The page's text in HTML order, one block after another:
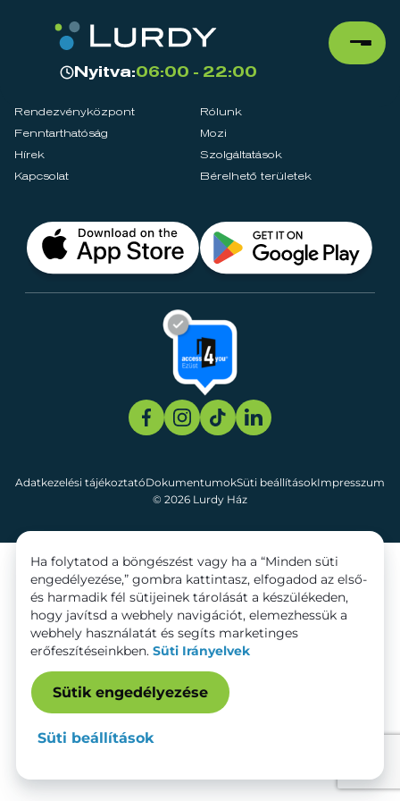
Nyitva:06:00 - 22:00
Rendezvényközpont
Rólunk
Fenntarthatóság
Mozi
Hírek
Szolgáltatások
Kapcsolat
Bérelhető területek
© 2026 Lurdy Ház
Adatkezelési tájékoztatóDokumentumokSüti beállításokImpresszum
Ha folytatod a böngészést vagy ha a “Minden süti
engedélyezése,” gombra kattintasz, elfogadod az első-
és harmadik fél sütijeinek tárolását a készülékeden,
hogy javítsd a webhely navigációt, elemezhessük a
webhely használatát és segíts marketinges
erőfeszítéseinkben. Süti Irányelvek
Sütik engedélyezése
Süti beállítások